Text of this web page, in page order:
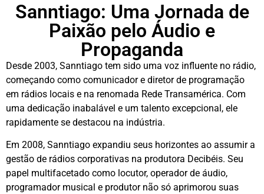
Sanntiago: Uma Jornada de
Paixão pelo Áudio e
Propaganda
Desde 2003, Sanntiago tem sido uma voz influente no rádio,
começando como comunicador e diretor de programação
em rádios locais e na renomada Rede Transamérica. Com
uma dedicação inabalável e um talento excepcional, ele
rapidamente se destacou na indústria.
Em 2008, Sanntiago expandiu seus horizontes ao assumir a
gestão de rádios corporativas na produtora Decibéis. Seu
papel multifacetado como locutor, operador de áudio,
programador musical e produtor não só aprimorou suas